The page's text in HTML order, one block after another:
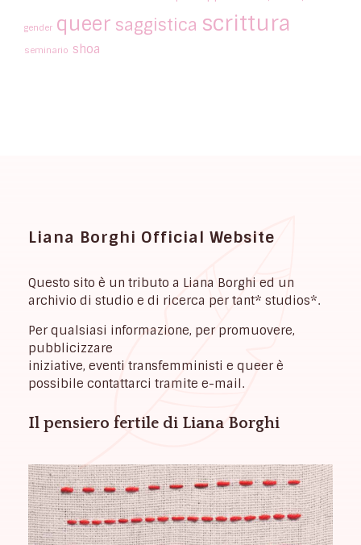
gender queer saggistica scrittura
seminario shoa
Liana Borghi Official Website
Questo sito è un tributo a Liana Borghi ed un
archivio di studio e di ricerca per tant* studios*.
Per qualsiasi informazione, per promuovere,
pubblicizzare
iniziative, eventi transfemministi e queer è
possibile contattarci tramite e-mail.
Il pensiero fertile di Liana Borghi